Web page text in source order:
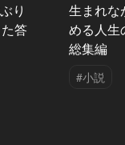
り
答
生まれな
める人生
総集編
#小説